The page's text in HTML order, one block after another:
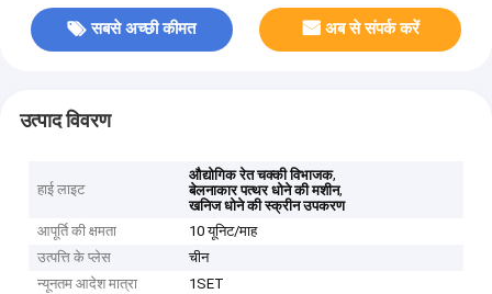
सबसे अच्छी कीमत अब से संपर्क करें
उत्पाद विवरण
हाई लाइट
औद्योगिक रेत चक्की विभाजक,
बेलनाकार पत्थर धोने की मशीन,
खनिज धोने की स्क्रीन उपकरण
आपूर्ति की क्षमता
10 यूनिट/माह
उत्पत्ति के प्लेस
चीन
न्यूनतम आदेश मात्रा
1SET